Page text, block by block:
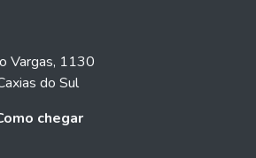
Vargas, 1130
do Sul
chegar